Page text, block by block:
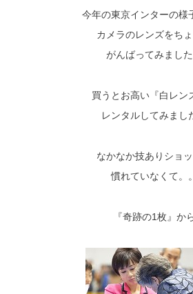
今年の東京インターの様
カメラのレンズをち
がんばってみました
買うとお高い『白レン
レンタルしてみまし
なかなか技ありショ
慣れていなくて。。
『奇跡の1枚』か